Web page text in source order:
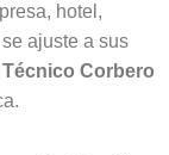
hotel,
ajuste a sus
Corbero